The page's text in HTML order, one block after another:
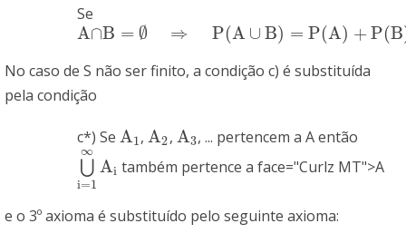
Se
A∩B = ∅ ⇒ P(A ∪ B) = P(A) + P(B
A∩B= ∅⇒P ∪B) A)+P( B)
No caso de S não ser finito, a condição c) é substituída
pela condição
c*) Se A1
A1 ,A2
A2 , A3
A3 , ... pertencem a A então
⋃
i=1
∞
Ai
⋃ i=1∞ Ai
também pertence a face="Curlz MT">A
e o 3º axioma é substituído pelo seguinte axioma: